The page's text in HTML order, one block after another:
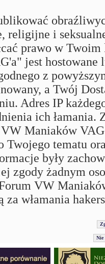
religijne i
prawo w
jest hostowane
z
a Twój
Adres IP
ich
Maniaków
Twojego tematu
były
zgody żadnym
VW
za włamania